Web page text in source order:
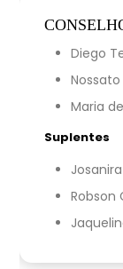
Diego
Maria
Suplentes
Robson